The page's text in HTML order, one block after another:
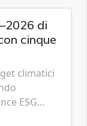
di
cinque
climatici
ESG